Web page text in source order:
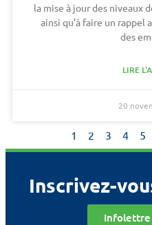
la mise à jour des niveaux
ainsi qu’à faire un rappel
des
LIRE
20
1 2 3 4 5
Inscrivez-
Infolettre